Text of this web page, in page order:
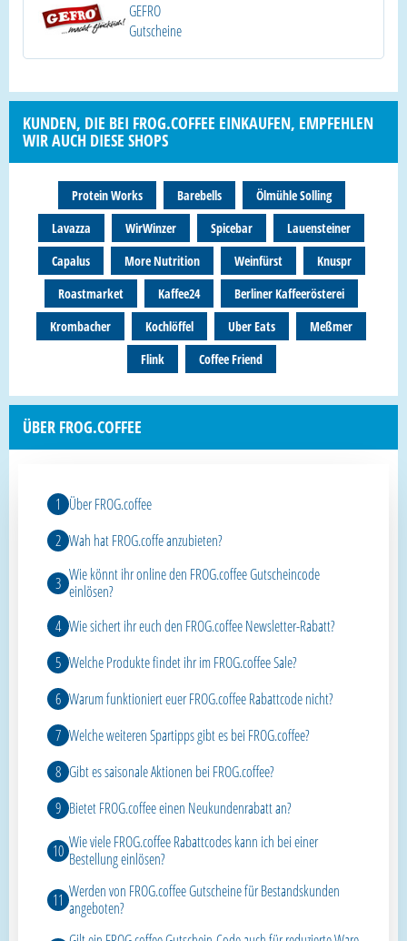
GEFRO
Gutscheine
KUNDEN, DIE BEI FROG.COFFEE EINKAUFEN, EMPFEHLEN
WIR AUCH DIESE SHOPS
Protein Works Barebells
Ölmühle Solling
Lavazza
WirWinzer Spicebar
Lauensteiner
Capalus
More Nutrition Weinfürst
Knuspr
Roastmarket
Kaffee24
Berliner Kaffeerösterei
Krombacher
Kochlöffel Uber Eats
Meßmer
Flink
Coffee Friend
ÜBER FROG.COFFEE
Über FROG.coffee
Wah hat FROG.coffe anzubieten?
Wie könnt ihr online den FROG.coffee Gutscheincode
einlösen?
Wie sichert ihr euch den FROG.coffee Newsletter-Rabatt?
Welche Produkte findet ihr im FROG.coffee Sale?
Warum funktioniert euer FROG.coffee Rabattcode nicht?
Welche weiteren Spartipps gibt es bei FROG.coffee?
Gibt es saisonale Aktionen bei FROG.coffee?
Bietet FROG.coffee einen Neukundenrabatt an?
Wie viele FROG.coffee Rabattcodes kann ich bei einer
Bestellung einlösen?
Werden von FROG.coffee Gutscheine für Bestandskunden
angeboten?